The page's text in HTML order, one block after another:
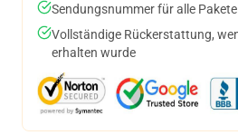
Sendungsnummer für alle
Vollständige Rückerstattung,
erhalten wurde